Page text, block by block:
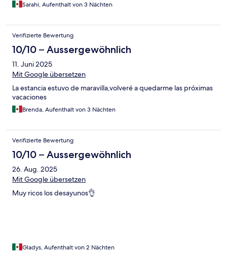
Sarahi, Aufenthalt von 3 Nächten
Verifizierte Bewertung
10/10 – Aussergewöhnlich
11. Juni 2025
Mit Google übersetzen
La estancia estuvo de maravilla,volveré a quedarme las próximas
vacaciones
Brenda, Aufenthalt von 3 Nächten
Verifizierte Bewertung
10/10 – Aussergewöhnlich
26. Aug. 2025
Mit Google übersetzen
Muy ricos los desayunos👌
Gladys, Aufenthalt von 2 Nächten